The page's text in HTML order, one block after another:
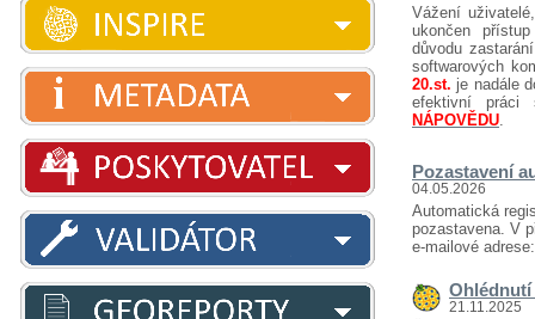
Vážení
ukončen
důvodu
softwarových
20.st. je nadále
efektivní práci
NÁPOVĚDU.
Pozastavení
04.05.2026
Automatická
pozastavena. V
e-mailové
Ohlédnutí
21.11.2025